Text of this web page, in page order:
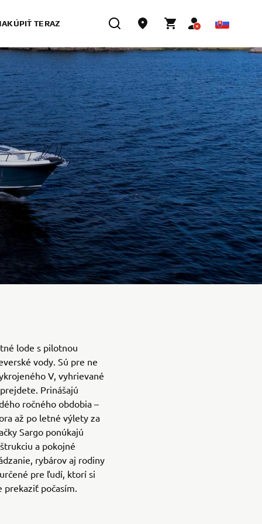
TERAZ
lode s pilotnou
vody. Sú pre ne
V, vyhrievané
Prinášajú
ročného obdobia –
až po letné výlety za
Sargo ponúkajú
a pokojné
rybárov aj rodiny
pre ľudí, ktorí si
prekaziť počasím.